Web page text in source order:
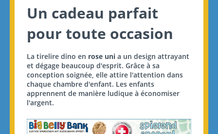
Un cadeau parfait
pour toute occasion
La tirelire dino en rose uni a un design attrayant
et dégage beaucoup d'esprit. Grâce à sa
conception soignée, elle attire l'attention dans
chaque chambre d'enfant. Les enfants
apprennent de manière ludique à économiser
l'argent.